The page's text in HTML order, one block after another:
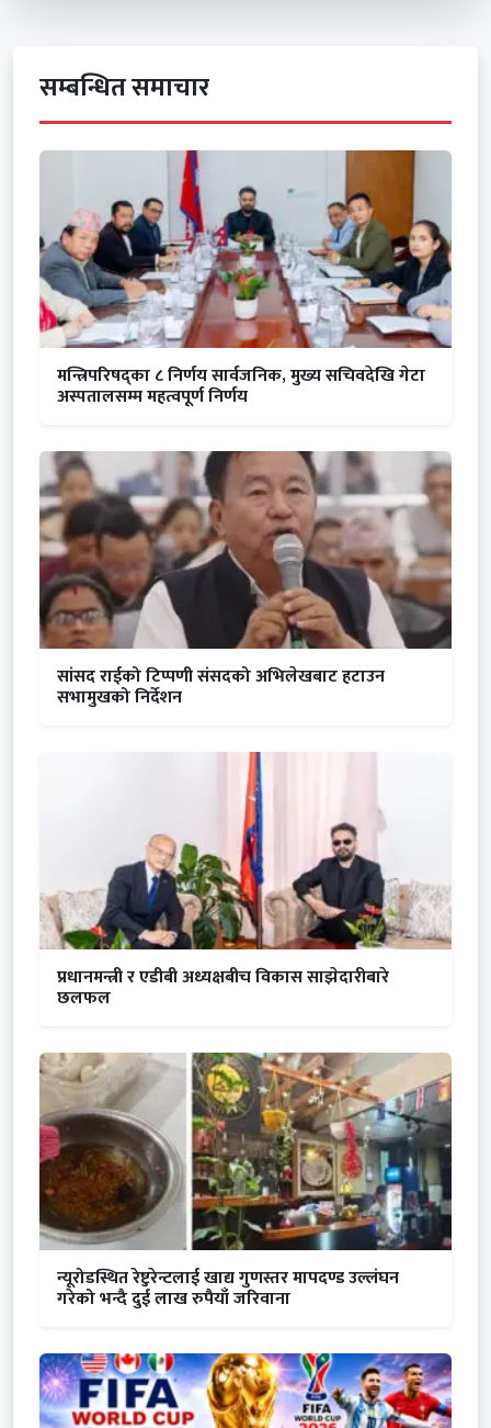
सम्बन्धित समाचार
मन्त्रिपरिषद्का ८ निर्णय सार्वजनिक, मुख्य सचिवदेखि गेटा
अस्पतालसम्म महत्वपूर्ण निर्णय
सांसद राईको टिप्पणी संसदको अभिलेखबाट हटाउन
सभामुखको निर्देशन
प्रधानमन्त्री र एडीबी अध्यक्षबीच विकास साझेदारीबारे
छलफल
न्यूरोडस्थित रेष्टुरेन्टलाई खाद्य गुणस्तर मापदण्ड उल्लंघन
गरेको भन्दै दुई लाख रुपैयाँ जरिवाना